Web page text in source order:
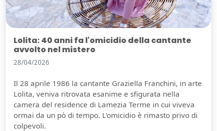
Lolita: 40 anni fa l'omicidio della cantante
avvolto nel mistero
28/04/2026
Il 28 aprile 1986 la cantante Graziella Franchini, in arte
Lolita, veniva ritrovata esanime e sfigurata nella
camera del residence di Lamezia Terme in cui viveva
ormai da un pò di tempo. L'omicidio è rimasto privo di
colpevoli.